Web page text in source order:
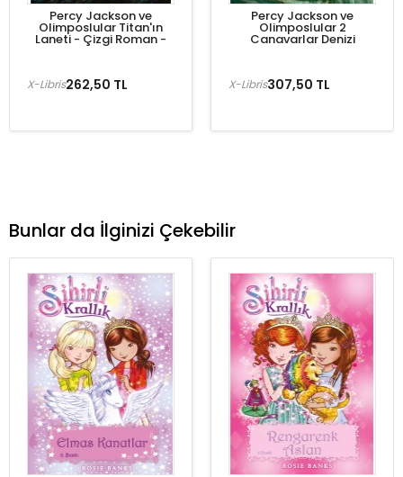
Percy Jackson ve
Olimposlular Titan'ın
Laneti - Çizgi Roman -
262,50 TL
X-Libris
Percy Jackson ve
Olimposlular 2
Canavarlar Denizi
307,50 TL
X-Libris
Bunlar da İlginizi Çekebilir